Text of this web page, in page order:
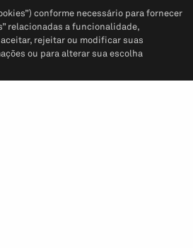
conforme necessário para fornecer
relacionadas a funcionalidade,
rejeitar ou modificar suas
ou para alterar sua escolha